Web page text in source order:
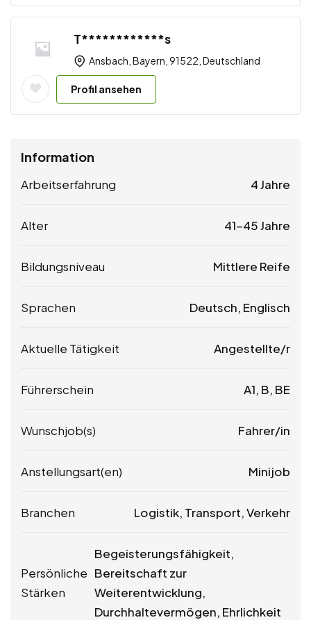
T************s
Ansbach, Bayern, 91522, Deutschland
Profil ansehen
Information
Arbeitserfahrung 4 Jahre
Alter 41-45 Jahre
Bildungsniveau Mittlere Reife
Sprachen Deutsch, Englisch
Aktuelle Tätigkeit Angestellte/r
Führerschein A1, B, BE
Wunschjob(s) Fahrer/in
Anstellungsart(en) Minijob
Branchen Logistik, Transport, Verkehr
Persönliche
Stärken
Begeisterungsfähigkeit,
Bereitschaft zur
Weiterentwicklung,
Durchhaltevermögen, Ehrlichkeit